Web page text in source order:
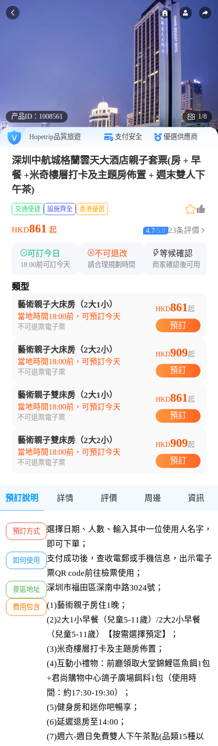
产品ID： 1008561 1/8
Hopetrip品質旅遊 支付安全 優選供應商
深圳中航城格蘭雲天大酒店親子套票(房 + 早
餐 +米奇樓層打卡及主題房佈置 + 週末雙人下
午茶)
交通便捷 設施齊全 香港優選
HKD861 起 4.7/5.0 23条評價
可訂今日
18:00前可訂今天
不可退改
請合理規劃時間
等候確認
商家確認後可用
類型
藝術親子大床房（2大1小）
當地時間18:00前，可預訂今天
不可退票電子票
HKD861起
預訂
藝術親子大床房（2大2小）
當地時間18:00前，可預訂今天
不可退票電子票
HKD909起
預訂
藝術親子雙床房（2大1小）
當地時間18:00前，可預訂今天
不可退票電子票
HKD861起
預訂
藝術親子雙床房（2大2小）
當地時間18:00前，可預訂今天
不可退票電子票
HKD909起
預訂
預訂說明 詳情 評價 周邊 資訊
預訂方式
選擇日期、人數、輸入其中一位使用人名字，
即可下單；
如何使用
支付成功後，查收電郵或手機信息，出示電子
票QR code前往檢票使用；
景區地址 深圳市福田區深南中路3024號；
費用包含
(1)藝術親子房住1晚；
(2)2大1小早餐（兒童5-11歲）/2大2小早餐
（兒童5-11歲）【按需選擇預定】；
(3)米奇樓層打卡及主題房佈置；
(4)互動小禮物：前廳領取大堂錦鯉區魚餌1包
+君尚購物中心鴿子廣場餌料1包（使用時
間：約17:30-19:30）；
(5)健身房和迷你吧暢享；
(6)延遲退房至14:00；
(7)週六-週日免費雙人下午茶點(品類15種以